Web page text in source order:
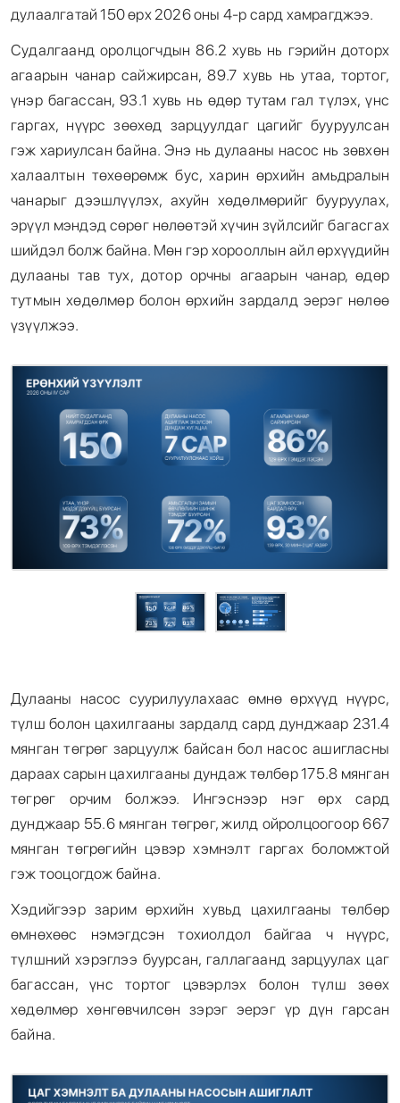
дулаалгатай 150 өрх 2026 оны 4-р сард хамрагджээ.
Судалгаанд оролцогчдын 86.2 хувь нь гэрийн доторх
агаарын чанар сайжирсан, 89.7 хувь нь утаа, тортог,
үнэр багассан, 93.1 хувь нь өдөр тутам гал түлэх, үнс
гаргах, нүүрс зөөхөд зарцуулдаг цагийг бууруулсан
гэж хариулсан байна. Энэ нь дулааны насос нь зөвхөн
халаалтын төхөөрөмж бус, харин өрхийн амьдралын
чанарыг дээшлүүлэх, ахуйн хөдөлмөрийг бууруулах,
эрүүл мэндэд сөрөг нөлөөтэй хүчин зүйлсийг багасгах
шийдэл болж байна. Мөн гэр хорооллын айл өрхүүдийн
дулааны тав тух, дотор орчны агаарын чанар, өдөр
тутмын хөдөлмөр болон өрхийн зардалд эерэг нөлөө
үзүүлжээ.
Дулааны насос суурилуулахаас өмнө өрхүүд нүүрс,
түлш болон цахилгааны зардалд сард дунджаар 231.4
мянган төгрөг зарцуулж байсан бол насос ашигласны
дараах сарын цахилгааны дундаж төлбөр 175.8 мянган
төгрөг орчим болжээ. Ингэснээр нэг өрх сард
дунджаар 55.6 мянган төгрөг, жилд ойролцоогоор 667
мянган төгрөгийн цэвэр хэмнэлт гаргах боломжтой
гэж тооцогдож байна.
Хэдийгээр зарим өрхийн хувьд цахилгааны төлбөр
өмнөхөөс нэмэгдсэн тохиолдол байгаа ч нүүрс,
түлшний хэрэглээ буурсан, галлагаанд зарцуулах цаг
багассан, үнс тортог цэвэрлэх болон түлш зөөх
хөдөлмөр хөнгөвчилсөн зэрэг эерэг үр дүн гарсан
байна.